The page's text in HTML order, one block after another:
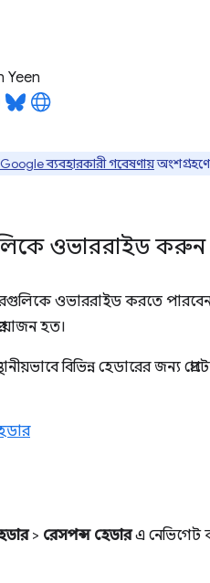
Yeen
ব্যবহারকারী গবেষণায়
ওভাররাইড করুন
ওভাররাইড করতে পারবেন।
হত।
বিভিন্ন হেডারের জন্য
> রেসপন্স হেডারএ নেভিগেট